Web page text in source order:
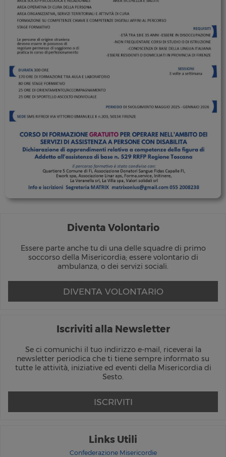
Diventa Volontario
Essere parte anche tu di una delle squadre di primo
soccorso della Misericordia; essere volontario di
ambulanza, o dei servizi sociali.
DIVENTA VOLONTARIO
Iscriviti alla Newsletter
Se ci comunichi il tuo indirizzo e-mail, riceverai la
newsletter periodica che ti tiene sempre informato su
tutte le attività, iniziative ed eventi della Misericordia di
Sesto.
ISCRIVITI
Links Utili
Confederazione Misericordie